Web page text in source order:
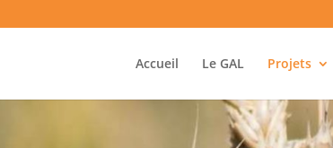
Accueil Le GAL Projets